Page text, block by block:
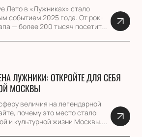
Лето в «Лужниках» стало
событием 2025 года. От рок-
— более 200 тысяч посетит...
ЛУЖНИКИ: ОТКРОЙТЕ ДЛЯ СЕБЯ
МОСКВЫ
величия на легендарной
почему это место стало
и культурной жизни Москвы....